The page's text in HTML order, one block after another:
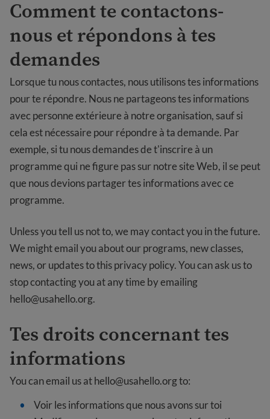
Comment te contactons-
nous et répondons à tes
demandes
Lorsque tu nous contactes, nous utilisons tes informations
pour te répondre. Nous ne partageons tes informations
avec personne extérieure à notre organisation, sauf si
cela est nécessaire pour répondre à ta demande. Par
exemple, si tu nous demandes de t'inscrire à un
programme qui ne figure pas sur notre site Web, il se peut
que nous devions partager tes informations avec ce
programme.
Unless you tell us not to, we may contact you in the future.
We might email you about our programs, new classes,
news, or updates to this privacy policy. You can ask us to
stop contacting you at any time by emailing
hello@usahello.org.
Tes droits concernant tes
informations
You can email us athello@usahello.orgto:
Voir les informations que nous avons sur toi